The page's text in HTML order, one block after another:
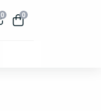
0 0